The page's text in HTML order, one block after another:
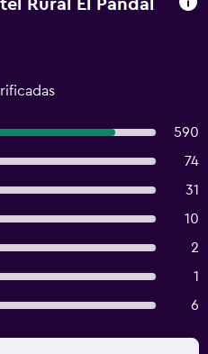
Rural El Pandal
590
74
31
10
2
1
6